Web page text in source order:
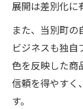
展開は差別化に
また、当別町
ビジネスも独
色を反映した商
信頼を得やすく
す。